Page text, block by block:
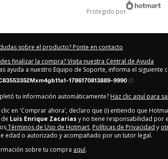
protegido por
sobre el producto? Ponte en contacto
finalizar la compra? Visita nuestra Central de Ayuda
ayuda a nuestro Equipo de Soporte, informa el siguiente
1786170813889-9990
tu información automáticamente? Haz clic aquí para
clic en 'Comprar ahora', declaro que (i) entiendo que
Luis Enrique Zacarias y no tiene responsabilidad por
Términos de Uso de Hotmart, Políticas de Privacidad y
edad o autorizado y acompañado por un tutor legal.
sobre tu compra aquí.